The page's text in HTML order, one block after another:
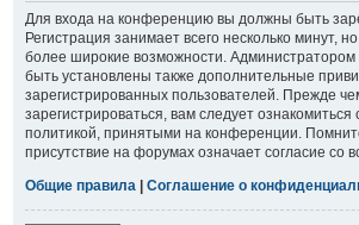
Для входа на конференцию вы должны быть
Регистрация занимает всего несколько минут,
более широкие возможности. Администратором
быть установлены также дополнительные
зарегистрированных пользователей. Прежде
зарегистрироваться, вам следует ознакомиться
политикой, принятыми на конференции.
присутствие на форумах означает согласие со
Общие правила | Соглашение о